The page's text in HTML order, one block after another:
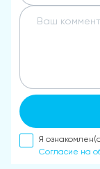
Я
Согласие на